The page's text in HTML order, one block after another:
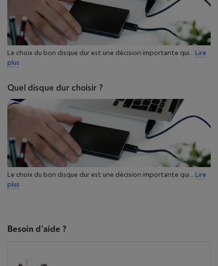
Le choix du bon disque dur est une décision importante qui... Lire
plus
Quel disque dur choisir ?
Le choix du bon disque dur est une décision importante qui... Lire
plus
Besoin d'aide ?